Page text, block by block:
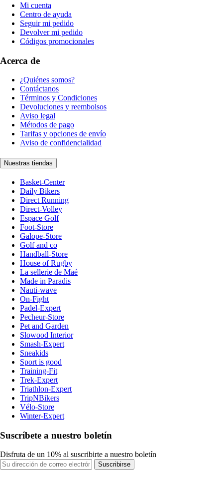
Mi cuenta
Centro de ayuda
Seguir mi pedido
Devolver mi pedido
Códigos promocionales
Acerca de
¿Quiénes somos?
Contáctanos
Términos y Condiciones
Devoluciones y reembolsos
Aviso legal
Métodos de pago
Tarifas y opciones de envío
Aviso de confidencialidad
Nuestras tiendas
Basket-Center
Daily Bikers
Direct Running
Direct-Volley
Espace Golf
Foot-Store
Galope-Store
Golf and co
Handball-Store
House of Rugby
La sellerie de Maé
Made in Paradis
Nauti-wave
On-Fight
Padel-Expert
Pecheur-Store
Pet and Garden
Slowood Interior
Smash-Expert
Sneakids
Sport is good
Training-Fit
Trek-Expert
Triathlon-Expert
TripNBikers
Vélo-Store
Winter-Expert
Suscríbete a nuestro boletín
Disfruta de un 10% al suscribirte a nuestro boletín
Suscribirse